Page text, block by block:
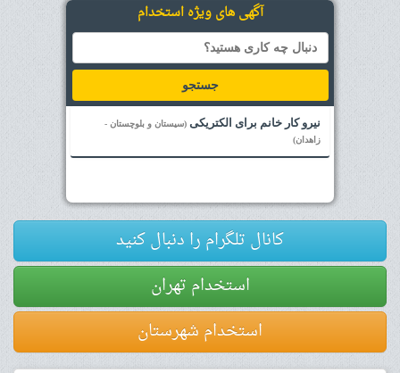
آگهی های ویژه استخدام
جستجو
نیرو کار خانم برای الکتریکی (سیستان و بلوچستان -
زاهدان)
کانال تلگرام را دنبال کنید
استخدام تهران
استخدام شهرستان